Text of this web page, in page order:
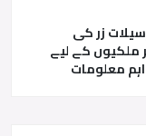
زر کی
ملکیوں کے لیے
اہم معلومات